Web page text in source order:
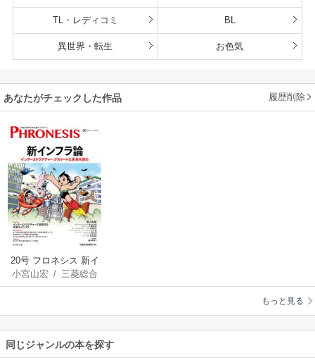
TL・レディコミ BL
異世界・転生 お色気
あなたがチェックした作品 履歴削除
20号 フロネシス 新イ
ンフラ論
小宮山宏/ 三菱総合
研究所
もっと見る
同じジャンルの本を探す